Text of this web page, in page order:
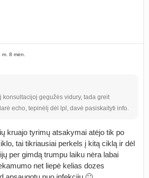
m. 8 mėn.
konsultacijoj gegužės vidury, tada greit
echo, tepinėlį dėl lpl, davė pasiskaityti info.
kruajo tyrimų atsakymai atėjo tik po
tai tikriausiai perkels į kitą ciklą ir dėl
per gimdą trumpu laiku nėra labai
net liepė kelias dozes